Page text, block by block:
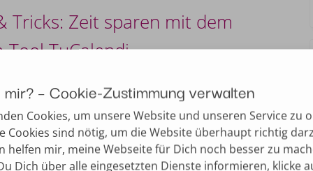
– Cookie-Zustimmung verwalten
Cookies, um unsere Website und unseren Service zu
Cookies sind nötig, um die Website überhaupt richtig
helfen mir, meine Webseite für Dich noch besser zu
Dich über alle eingesetzten Dienste informieren, klicke
Tricks: Zeit sparen mit dem
Tool TuCalendi
bei Dir an dem Tag aus?" - "Geht nicht,
an jenem?" - "Auch nicht, hm, dann
…" Solche Telefonate, oder gar E-